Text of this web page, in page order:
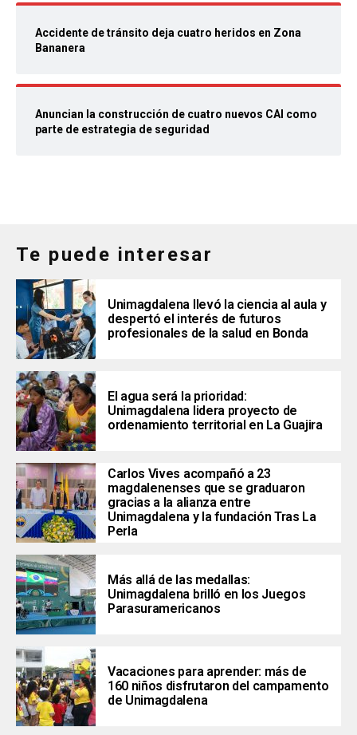
Accidente de tránsito deja cuatro heridos en Zona
Bananera
Anuncian la construcción de cuatro nuevos CAI como
parte de estrategia de seguridad
Te puede interesar
Unimagdalena llevó la ciencia al aula y
despertó el interés de futuros
profesionales de la salud en Bonda
El agua será la prioridad:
Unimagdalena lidera proyecto de
ordenamiento territorial en La Guajira
Carlos Vives acompañó a 23
magdalenenses que se graduaron
gracias a la alianza entre
Unimagdalena y la fundación Tras La
Perla
Más allá de las medallas:
Unimagdalena brilló en los Juegos
Parasuramericanos
Vacaciones para aprender: más de
160 niños disfrutaron del campamento
de Unimagdalena